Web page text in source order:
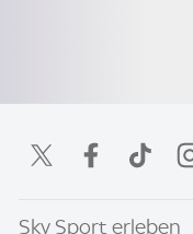
Sky Sport erleben